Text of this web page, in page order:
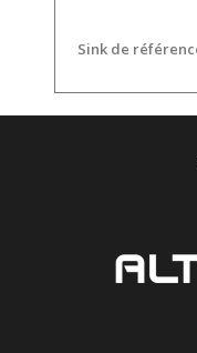
Sink de